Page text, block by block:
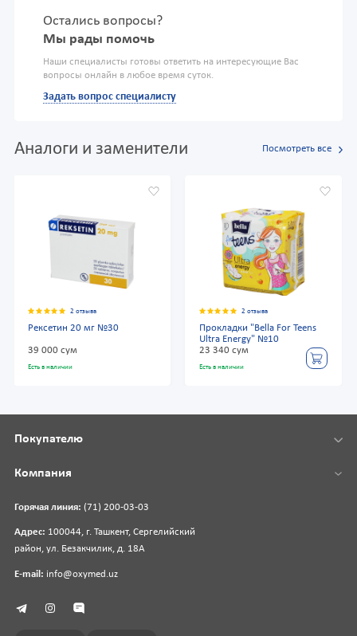
Остались вопросы?
Мы рады помочь
Наши специалисты готовы ответить на интересующие Вас
вопросы онлайн в любое время суток.
Задать вопрос специалисту
Аналоги и заменители Посмотреть все
2 отзыва
Рексетин 20 мг №30
39 000 сум
Есть в наличии
2 отзыва
Прокладки "Bella For Teens
Ultra Energy" №10
23 340 сум
Есть в наличии
Горячая линия: (71) 200-03-03
Адрес: 100044, г. Ташкент, Сергелийский
район, ул. Безакчилик, д. 18А
E-mail: info@oxymed.uz
Покупателю
Компания